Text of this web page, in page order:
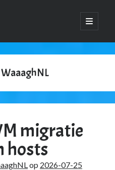
open
primair
ales. [tooltip hint=”Donec nisl ac
WaaaghNL
migratie
hosts
op 2026-07-25